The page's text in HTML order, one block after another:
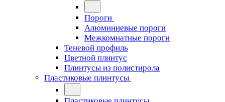
Пороги
Алюминиевые пороги
Межкомнатные пороги
Теневой профиль
Цветной плинтус
Плинтусы из полистирола
Пластиковые плинтусы